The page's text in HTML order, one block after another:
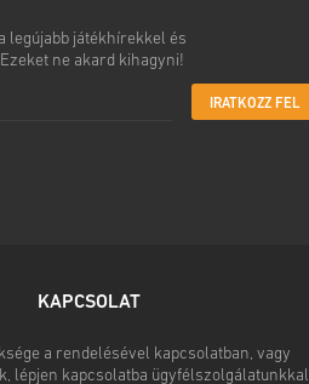
legújabb játékhírekkel és
ne akard kihagyni!
IRATKOZZ FEL
KAPCSOLAT
a rendelésével kapcsolatban, vagy
lépjen kapcsolatba ügyfélszolgálatunkkal